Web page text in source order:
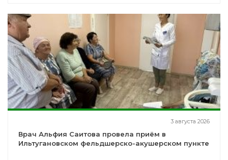
3 августа 2026
Врач Альфия Саитова провела приём в
Ильтугановском фельдшерско-акушерском пункте